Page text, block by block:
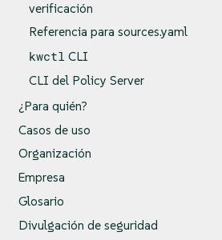
verificación
Referencia para sources.yaml
kwctl CLI
CLI del Policy Server
¿Para quién?
Casos de uso
Organización
Empresa
Glosario
Divulgación de seguridad